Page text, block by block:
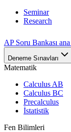
Seminar
Research
AP Soru Bankası ana
Deneme Sınavları
Matematik
Calculus AB
Calculus BC
Precalculus
İstatistik
Fen Bilimleri